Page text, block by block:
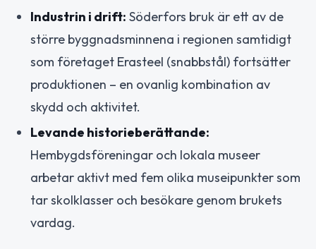
Industrin i drift: Söderfors bruk är ett av de
större byggnadsminnena i regionen samtidigt
som företaget Erasteel (snabbstål) fortsätter
produktionen – en ovanlig kombination av
skydd och aktivitet.
Levande historieberättande:
Hembygdsföreningar och lokala museer
arbetar aktivt med fem olika museipunkter som
tar skolklasser och besökare genom brukets
vardag.